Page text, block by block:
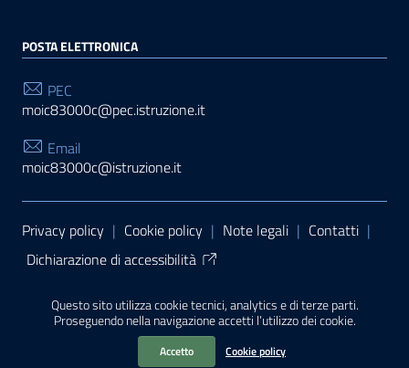
Questo sito utilizza cookie tecnici, analytics e di terze parti.
Proseguendo nella navigazione accetti l’utilizzo dei cookie.
Accetto Cookie policy
POSTA ELETTRONICA
PEC
moic83000c@pec.istruzione.it
Email
moic83000c@istruzione.it
Sezione Link Utili
Privacy policy | Cookie policy | Note legali | Contatti |
Dichiarazione di accessibilità
PA di AgID
| Realizzato con WordPress
da